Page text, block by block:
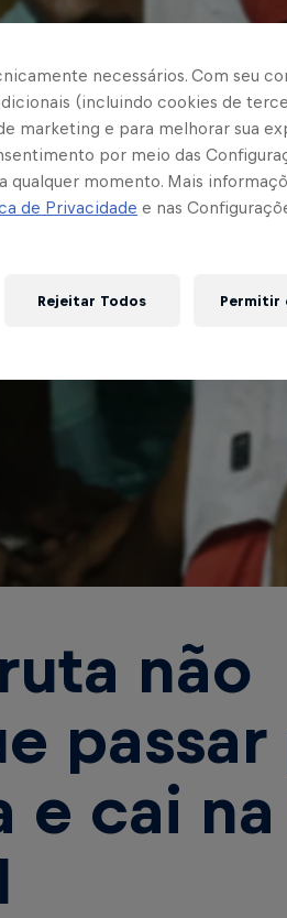
não
e cai
necessários. Com seu
(incluindo cookies de
marketing e para melhorar sua
por meio das
qualquer momento. Mais
de Privacidade e nas
Rejeitar Todos Permitir